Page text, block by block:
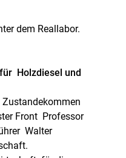
dem Reallabor.
Holzdiesel und
Zustandekommen
Front Professor
Walter